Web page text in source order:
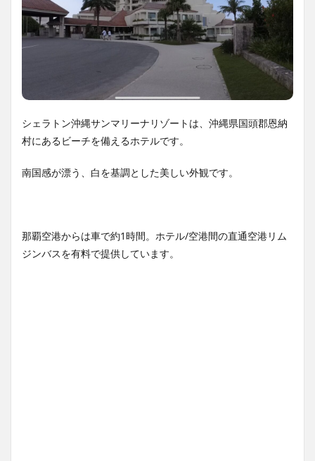
シェラトン沖縄サンマリーナリゾートは、沖縄県国頭郡恩納
村にあるビーチを備えるホテルです。
南国感が漂う、白を基調とした美しい外観です。
那覇空港からは車で約1時間。ホテル/空港間の直通空港リム
ジンバスを有料で提供しています。